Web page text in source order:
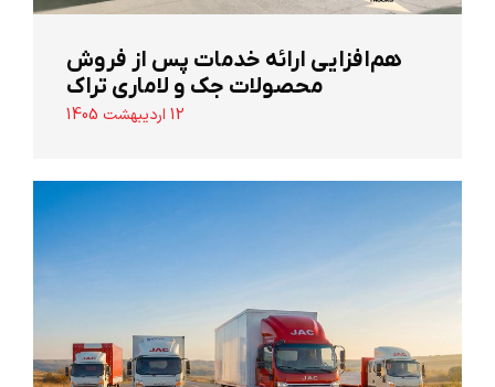
هم‌افزایی ارائه خدمات پس از فروش
محصولات جک و لاماری تراک
12 اردیبهشت 1405